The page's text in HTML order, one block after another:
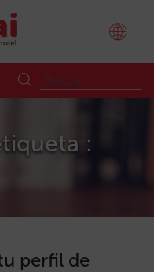
:
perfil de